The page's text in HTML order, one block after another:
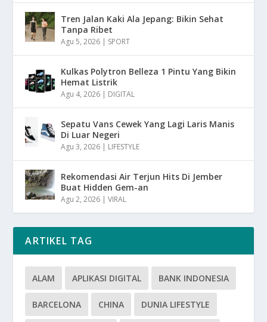
Tren Jalan Kaki Ala Jepang: Bikin Sehat
Tanpa Ribet
Agu 5, 2026 | SPORT
Kulkas Polytron Belleza 1 Pintu Yang Bikin
Hemat Listrik
Agu 4, 2026 | DIGITAL
Sepatu Vans Cewek Yang Lagi Laris Manis
Di Luar Negeri
Agu 3, 2026 | LIFESTYLE
Rekomendasi Air Terjun Hits Di Jember
Buat Hidden Gem-an
Agu 2, 2026 |VIRAL
ARTIKEL TAG
ALAM APLIKASI DIGITAL BANK INDONESIA
BARCELONA CHINA DUNIA LIFESTYLE